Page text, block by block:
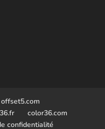
offset5.com
color36.com
confidentialité